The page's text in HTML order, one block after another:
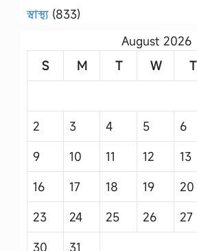
স্বাস্থ্য(833)
August 2026
S
M T W T
2
3 4 5 6
9
10 11 12 13
16
17 18 19 20
23
24 25 26 27
30
31